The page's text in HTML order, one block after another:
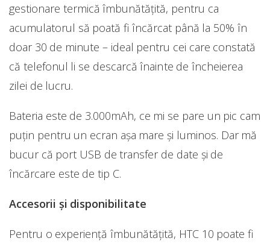
gestionare termică îmbunătăţită, pentru ca
acumulatorul să poată fi încărcat până la 50% în
doar 30 de minute – ideal pentru cei care constată
că telefonul li se descarcă înainte de încheierea
zilei de lucru.
Bateria este de 3.000mAh, ce mi se pare un pic cam
puțin pentru un ecran așa mare și luminos. Dar mă
bucur că port USB de transfer de date și de
încărcare este de tip C.
Accesorii şi disponibilitate
Pentru o experienţă îmbunătăţită, HTC 10 poate fi